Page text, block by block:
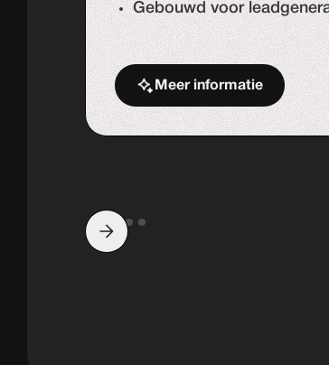
Gebouwd voor
Meer informatie
Start de uitdaging